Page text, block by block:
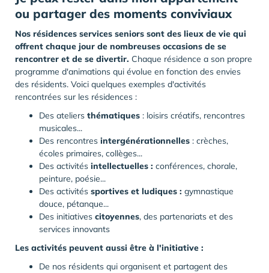
ou partager des moments conviviaux
Nos résidences services seniors sont des lieux de vie qui
offrent chaque jour de nombreuses occasions de se
rencontrer et de se divertir. Chaque résidence a son propre
programme d'animations qui évolue en fonction des envies
des résidents. Voici quelques exemples d'activités
rencontrées sur les résidences :
Des ateliers thématiques : loisirs créatifs, rencontres
musicales...
Des rencontres intergénérationnelles : crèches,
écoles primaires, collèges...
Des activités intellectuelles : conférences, chorale,
peinture, poésie...
Des activités sportives et ludiques : gymnastique
douce, pétanque...
Des initiatives citoyennes, des partenariats et des
services innovants
Les activités peuvent aussi être à l'initiative :
De nos résidents qui organisent et partagent des